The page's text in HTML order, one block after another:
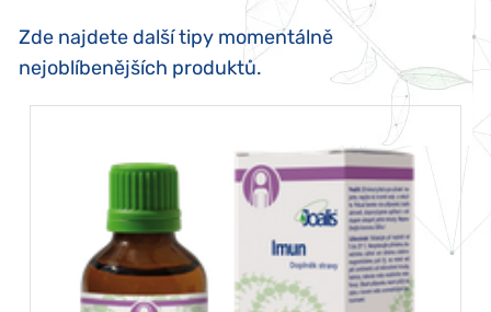
Zde najdete další tipy momentálně
nejoblíbenějších produktů.